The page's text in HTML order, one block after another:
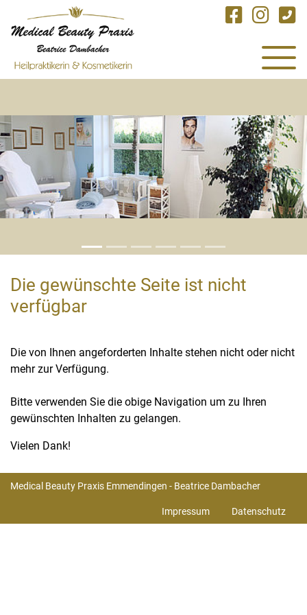
Zum Hauptinhalt springen
Skip to page footer
Die gewünschte Seite ist nicht
verfügbar
Die von Ihnen angeforderten Inhalte stehen nicht oder nicht
mehr zur Verfügung.
Bitte verwenden Sie die obige Navigation um zu Ihren
gewünschten Inhalten zu gelangen.
Vielen Dank!
Medical Beauty Praxis Emmendingen - Beatrice Dambacher
Impressum
Datenschutz